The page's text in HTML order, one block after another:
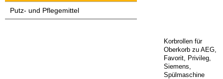
Korbrollen für
Oberkorb zu AEG,
Favorit, Privileg,
Siemens,
Spülmaschine
Putz- und Pflegemittel